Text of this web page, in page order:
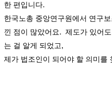
한 편입니다.
한국노총 중앙연구원에서 연구
낀 점이 많았어요. 제도가 있어
는 걸 알게 되었고,
제가 법조인이 되어야 할 의미를